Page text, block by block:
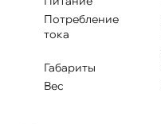
Потребление
тока
Габариты
Вес